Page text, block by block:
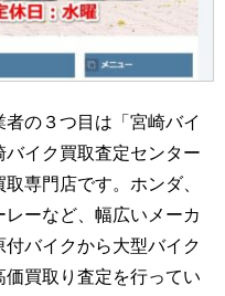
の３つ目は「宮崎バイ
イク買取査定センター
専門店です。ホンダ、
ーなど、幅広いメーカ
バイクから大型バイク
買取り査定を行ってい